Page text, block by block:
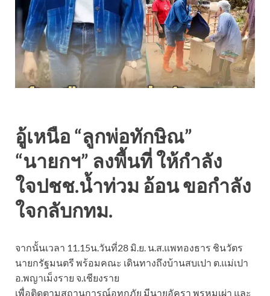
อู้เหนือ “ลูกพ่อทักษิณ”
“นายกฯ” ลงพื้นที่ ให้กำลัง
ใจปชช.น้ำท่วม อ้อน ขอกำลัง
ใจกลับกทม.
จากนั้นเวลา 11.15น.วันที่28 มิ.ย. น.ส.แพทองธาร ชินวัตร
นายกรัฐมนตรี พร้อมคณะ เดินทางถึงบ้านสบเปา ต.แม่เปา
อ.พญาเม็งราย จ.เชียงราย
เพื่อติดตามสถานการณ์อุทกภัย มีนายอัครา พรหมเผ่า และ